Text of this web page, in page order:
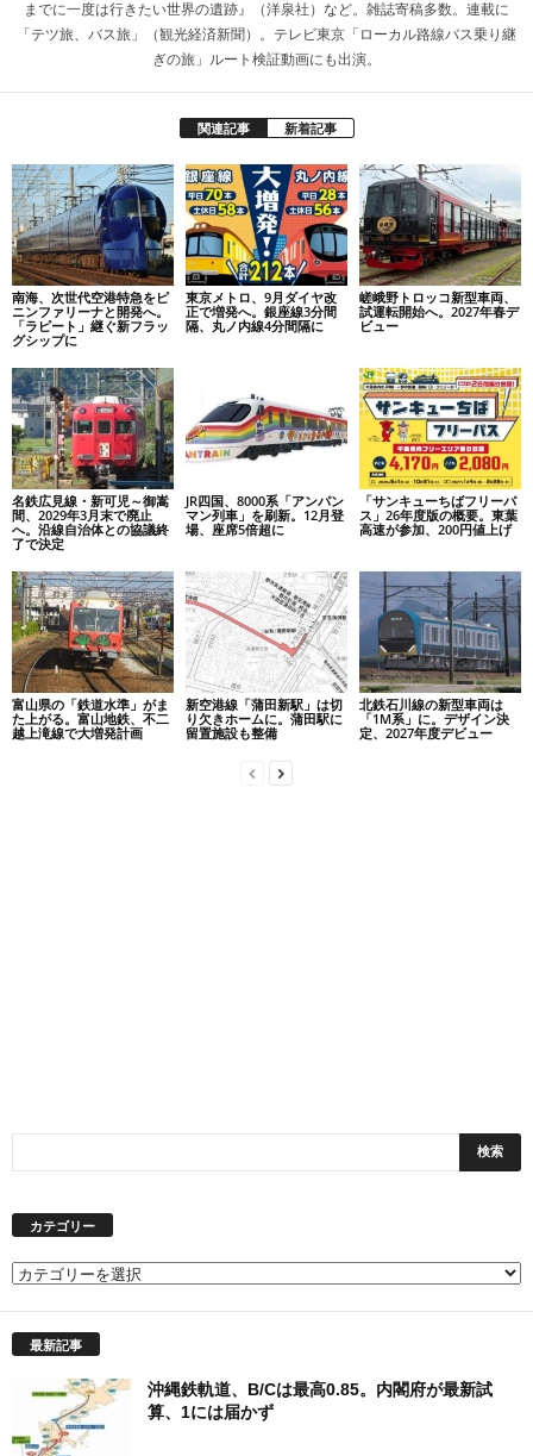
までに一度は行きたい世界の遺跡』（洋泉社）など。雑誌寄稿多数。連載に
「テツ旅、バス旅」（観光経済新聞）。テレビ東京「ローカル路線バス乗り継
ぎの旅」ルート検証動画にも出演。
関連記事 新着記事
南海、次世代空港特急をピ
ニンファリーナと開発へ。
「ラピート」継ぐ新フラッ
グシップに
東京メトロ、9月ダイヤ改
正で増発へ。銀座線3分間
隔、丸ノ内線4分間隔に
嵯峨野トロッコ新型車両、
試運転開始へ。2027年春デ
ビュー
名鉄広見線・新可児～御嵩
間、2029年3月末で廃止
へ。沿線自治体との協議終
了で決定
JR四国、8000系「アンパン
マン列車」を刷新。12月登
場、座席5倍超に
「サンキューちばフリーパ
ス」26年度版の概要。東葉
高速が参加、200円値上げ
富山県の「鉄道水準」がま
た上がる。富山地鉄、不二
越上滝線で大増発計画
新空港線「蒲田新駅」は切
り欠きホームに。蒲田駅に
留置施設も整備
北鉄石川線の新型車両は
「1M系」に。デザイン決
定、2027年度デビュー
カテゴリー
カ
最新記事
沖縄鉄軌道、B/Cは最高0.85。内閣府が最新試
算、1には届かず